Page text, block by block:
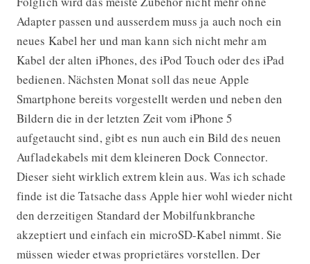
Adapter passen und ausserdem muss ja auch noch ein
neues Kabel her und man kann sich nicht mehr am
Kabel der alten iPhones, des iPod Touch oder des iPad
bedienen. Nächsten Monat soll das neue Apple
Smartphone bereits vorgestellt werden und neben den
Bildern die in der letzten Zeit vom iPhone 5
aufgetaucht sind, gibt es nun auch ein Bild des neuen
Aufladekabels mit dem kleineren Dock Connector.
Dieser sieht wirklich extrem klein aus. Was ich schade
finde ist die Tatsache dass Apple hier wohl wieder nicht
den derzeitigen Standard der Mobilfunkbranche
akzeptiert und einfach ein microSD-Kabel nimmt. Sie
müssen wieder etwas proprietäres vorstellen. Der